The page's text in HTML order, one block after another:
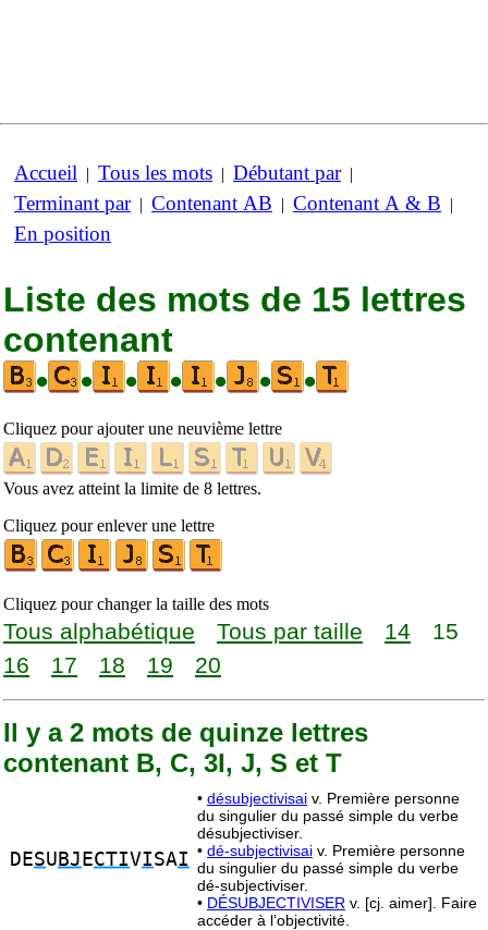
Accueil | Tous les mots | Débutant par|
Terminant par| Contenant AB | Contenant A & B |
En position
Liste des mots de 15 lettres
contenant
•
• • • • • •
Cliquez pour ajouter une neuvième lettre
Vous avez atteint la limite de 8 lettres.
Cliquez pour enlever une lettre
Cliquez pour changer la taille des mots
Tous alphabétique Tous par taille 14
15
16
17 18 19 20
Il y a 2 mots de quinze lettres
contenant B, C, 3I, J, S et T
DESU BJ ECTIVISAI
• désubjectivisai v. Première personne
du singulier du passé simple du verbe
désubjectiviser.
• dé-subjectivisai v. Première personne
du singulier du passé simple du verbe
dé-subjectiviser.
• DÉSUBJECTIVISER v. [cj. aimer]. Faire
accéder à l’objectivité.